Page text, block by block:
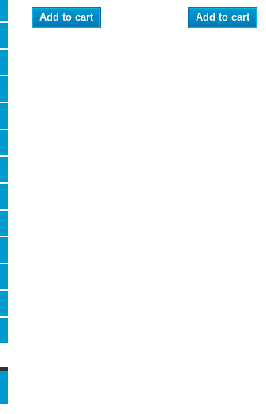
Add to cart Add to cart